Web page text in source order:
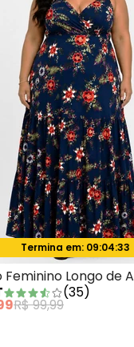
Jeans Perfeita
Oferta relâmpago
Termina em:09:04:31
Feminino Longo de
Azul
(35)
R$ 99,99